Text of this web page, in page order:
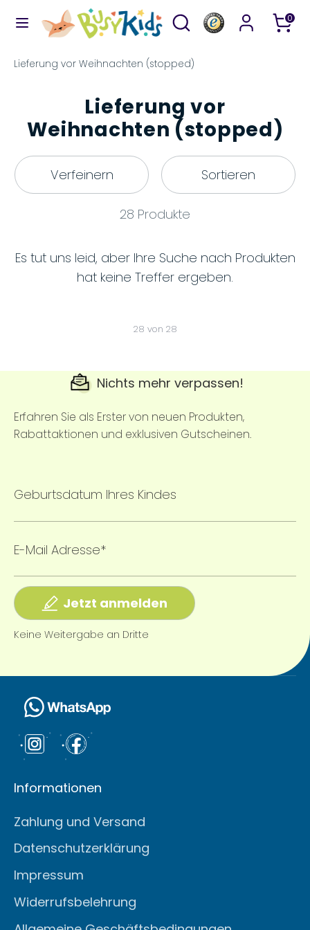
zum
Suchen
Durchsuchen
Sie
unseren
Shop
0
SuchenDurchsuchen
unseren
Shop
Lieferung vor Weihnachten (stopped)
Lieferung vor
Weihnachten (stopped)
Verfeinern Sortieren
28 Produkte
Es tut uns leid, aber Ihre Suche nach Produkten
hat keine Treffer ergeben.
28 von 28
Nichts mehr verpassen!
Erfahren Sie als Erster von neuen Produkten,
Rabattaktionen und exklusiven Gutscheinen.
Geburtsdatum Ihres Kindes
E-Mail Adresse*
Jetzt anmelden
Keine Weitergabe an Dritte
Informationen
Zahlung und Versand
Datenschutzerklärung
Impressum
Widerrufsbelehrung